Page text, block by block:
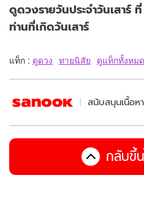
ดูดวงรายวันประจำวันเสาร์
ท่านที่เกิดวันเสาร์
แท็ก : ดูดวง ทายนิสัย ดูแท็กทั้งหมด
สนับสนุนเนื้อหา
กลับขึ้